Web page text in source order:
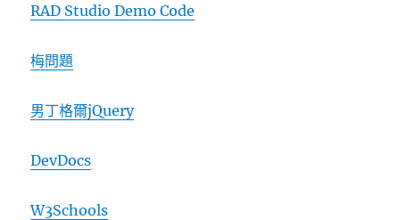
RAD Studio Demo Code
梅問題
男丁格爾jQuery
DevDocs
W3Schools